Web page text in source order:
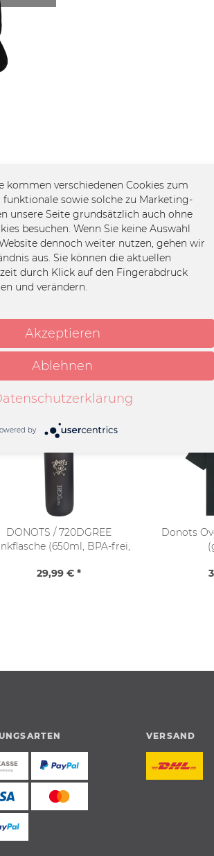
DONOTS / 720DGREE
(650ml, BPA-frei,
29,99 € *
Donots
VERSAND
kommen verschiedenen Cookies zum
funktionale sowie solche zu Marketing-
unsere Seite grundsätzlich auch ohne
besuchen. Wenn Sie keine Auswahl
dennoch weiter nutzen, gehen wir
aus. Sie können die aktuellen
durch Klick auf den Fingerabdruck
und verändern.
Akzeptieren
Ablehnen
by